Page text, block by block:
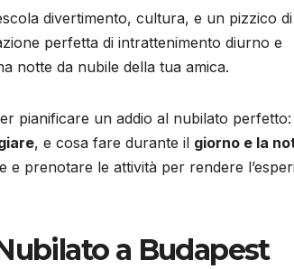
divertimento, cultura, e un pizzico di
perfetta di intrattenimento diurno e
notte da nubile della tua amica.
pianificare un addio al nubilato perfetto:
, e cosa fare durante il giorno e la
e prenotare le attività per rendere
a Budapest